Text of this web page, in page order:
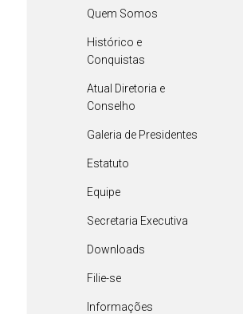
Quem Somos
Histórico e
Conquistas
Atual Diretoria e
Conselho
Galeria de Presidentes
Estatuto
Equipe
Secretaria Executiva
Downloads
Filie-se
Informações